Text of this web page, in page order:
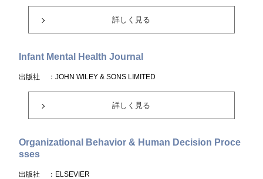
詳しく見る
Infant Mental Health Journal
出版社 ：JOHN WILEY & SONS LIMITED
詳しく見る
Organizational Behavior & Human Decision Proce
sses
出版社 ：ELSEVIER